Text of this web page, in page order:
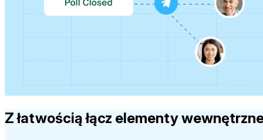
Z łatwością łącz elementy